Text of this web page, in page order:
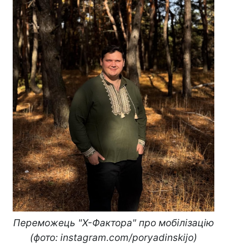
Переможець "Х-Фактора" про мобілізацію
(фото: instagram.com/poryadinskijo)